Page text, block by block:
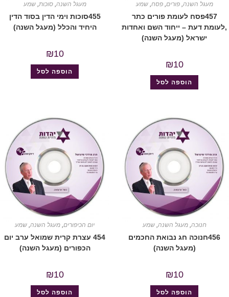
מעגל השנה,פורים,פסח,שמע
457פסח לעומת פורים כתר
,לעומת דעת – ייחוד השם ואחדות
ישראל (מעגל השנה)
₪10
הוספה לסל
מעגל השנה,סוכות,שמע
455סוכות וימי הדין בסוד הדין
היחיד והכלל (מעגל השנה)
₪10
הוספה לסל
חנוכה,מעגל השנה,שמע
456חנוכה חג נבואת החכמים
(מעגל השנה)
₪10
הוספה לסל
יום הכיפורים, מעגל השנה, שמע
454 עצרת קרית שמואל ערב יום
הכפורים (מעגל השנה)
₪10
הוספה לסל